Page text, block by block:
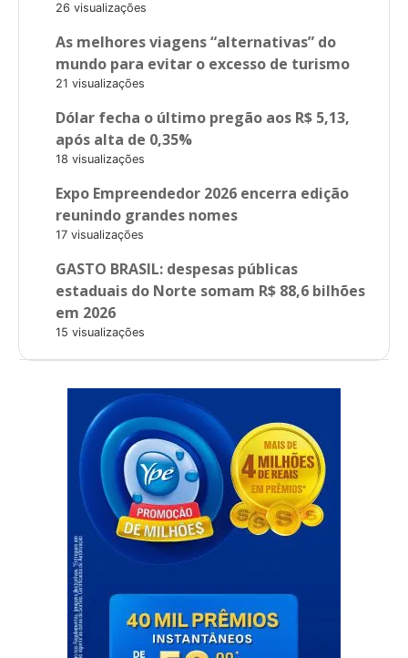
26 visualizações
As melhores viagens “alternativas” do
mundo para evitar o excesso de turismo
21 visualizações
Dólar fecha o último pregão aos R$ 5,13,
após alta de 0,35%
18 visualizações
Expo Empreendedor 2026 encerra edição
reunindo grandes nomes
17 visualizações
GASTO BRASIL: despesas públicas
estaduais do Norte somam R$ 88,6 bilhões
em 2026
15 visualizações